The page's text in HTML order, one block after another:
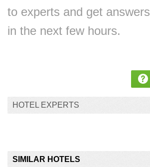
to experts and get answers
in the next few hours.
HOTEL EXPERTS
SIMILAR HOTELS